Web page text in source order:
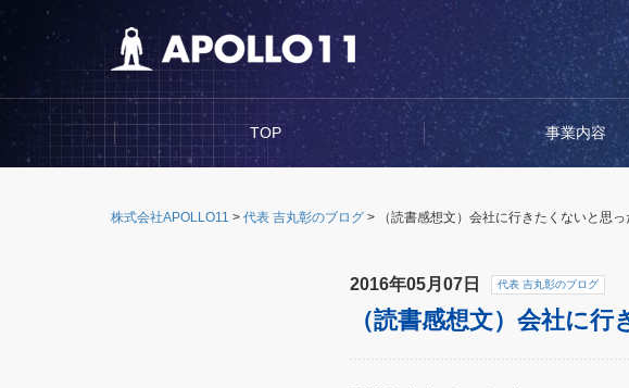
TOP 事業内容
株式会社APOLLO11 > 代表 吉丸彰のブログ > （読書感想文）会社に行きたくないと思
2016年05月07日 代表 吉丸彰のブログ
（読書感想文）会社に